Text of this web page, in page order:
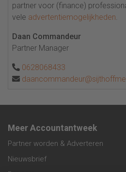
partner voor (finance)
vele advertentiemogelijkheden
Daan Commandeur
Partner Manager
0628068433
Meer Accountantweek
Partner worden & Adverteren
Nieuwsbrief